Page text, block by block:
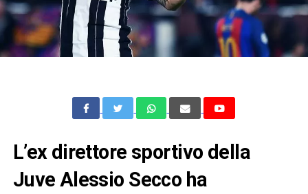
L’ex direttore sportivo della
Juve Alessio Secco ha